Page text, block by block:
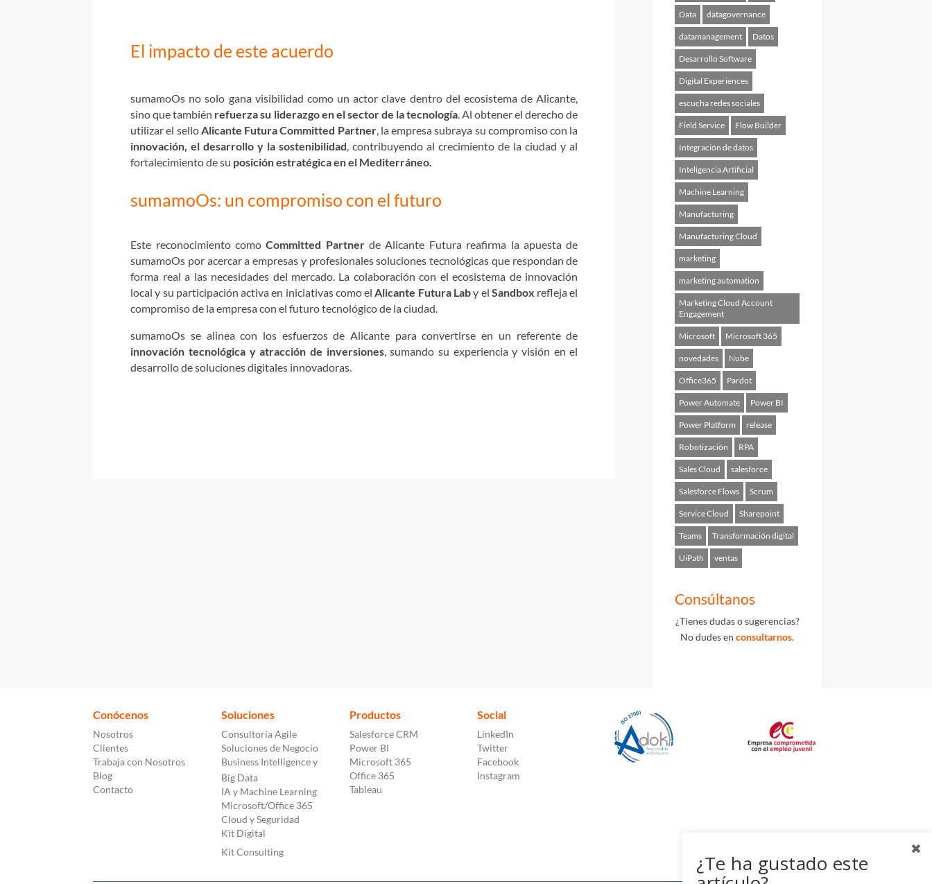
El impacto de este acuerdo
sumamoOs no solo gana visibilidad como un actor clave dentro del ecosistema de Alicante,
sino que también refuerza su liderazgo en el sector de la tecnología. Al obtener el derecho de
utilizar el selloAlicante Futura Committed Partner, la empresa subraya su compromiso con la
innovación, el desarrollo y la sostenibilidad, contribuyendo al crecimiento de la ciudad y al
fortalecimiento de su posición estratégica en el Mediterráneo.
sumamoOs: un compromiso con el futuro
Este reconocimiento comoCommitted Partnerde Alicante Futura reafirma la apuesta de
sumamoOs por acercar a empresas y profesionales soluciones tecnológicas que respondan de
forma real a las necesidades del mercado. La colaboración con el ecosistema de innovación
local y su participación activa en iniciativas como elAlicante Futura Laby el Sandbox refleja el
compromiso de la empresa con el futuro tecnológico de la ciudad.
sumamoOs se alinea con los esfuerzos de Alicante para convertirse en un referente de
innovación tecnológica y atracción de inversiones, sumando su experiencia y visión en el
desarrollo de soluciones digitales innovadoras.
Data datagovernance
datamanagement Datos
Desarrollo Software
Digital Experiences
escucha redes sociales
Field Service Flow Builder
Integración de datos
Inteligencia Artificial
Machine Learning
Manufacturing
Manufacturing Cloud
marketing
marketing automation
Marketing Cloud Account
Engagement
Microsoft Microsoft 365
novedades Nube
Office365 Pardot
Power Automate Power BI
Power Platform release
Robotización RPA
Sales Cloud salesforce
Salesforce Flows Scrum
Service Cloud Sharepoint
Teams Transformación digital
UiPath ventas
Consúltanos
¿Tienes dudas o sugerencias?
No dudes enconsultarnos.
Conócenos
Nosotros
Clientes
Trabaja con Nosotros
Blog
Contacto
Soluciones
Consultoría Agile
Soluciones de Negocio
Business Intelligence y
Big Data
IA y Machine Learning
Microsoft/Office 365
Cloud y Seguridad
Kit Digital
Kit Consulting
Productos
Salesforce CRM
Power BI
Microsoft 365
Office 365
Tableau
Social
LinkedIn
Twitter
Facebook
Instagram
¿Te ha gustado este